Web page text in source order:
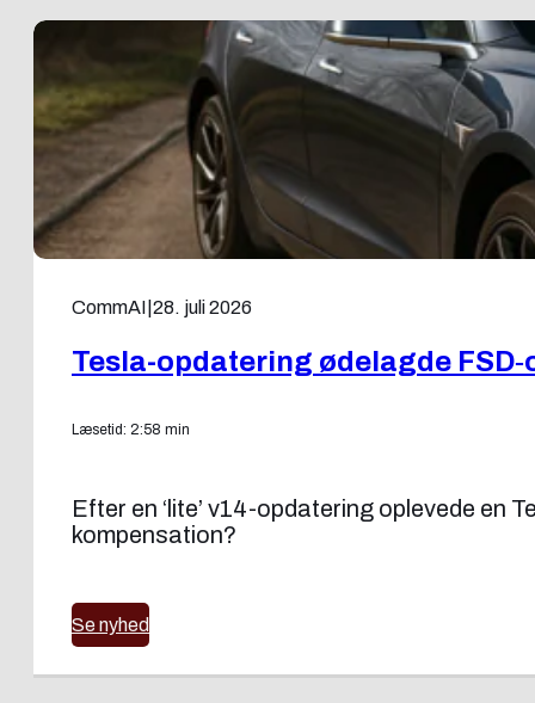
CommAI 28. juli 2026
Tesla-opdatering ødelagde
Læsetid: 2:58 min
Efter en ‘lite’ v14-opdatering oplevede en
kompensation?
Se nyhed